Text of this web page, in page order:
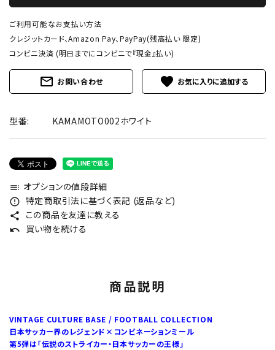
ご利用可能なお支払い方法
クレジットカード、Amazon Pay、PayPay(残高払い 限定)
コンビニ決済 (明日までにコンビニで『現金』払い)
mail_outline お問い合わせ favorite
型番: KAMAMOTO002ホワイト
toc オプションの値段詳細
error_outline 特定商取引法に基づく表記 (返品など)
share この商品を友達に教える
undo 買い物を続ける
商品説明
VINTAGE CULTURE BASE / FOOTBALL COLLECTION
日本サッカー界のレジェンド×コンビネーションミール
第5弾は「伝説のストライカー・日本サッカーの王様」